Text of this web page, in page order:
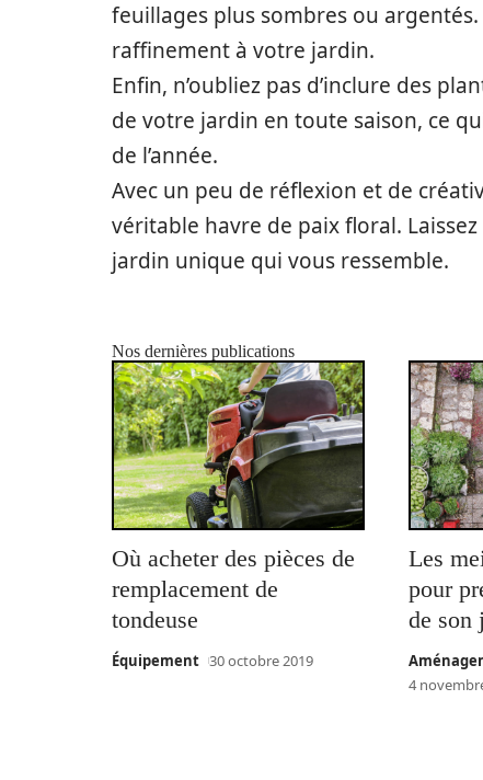
feuillages plus sombres ou
raffinement à votre jardin.
Enfin, n’oubliez pas d’inclure des
de votre jardin en toute saison, ce
de l’année.
Avec un peu de réflexion et de
véritable havre de paix floral.
jardin unique qui vous ressemble.
Nos dernières publications
Où acheter des pièces de
remplacement de
tondeuse
Équipement 30 octobre 2019
Les
pour
de son
4